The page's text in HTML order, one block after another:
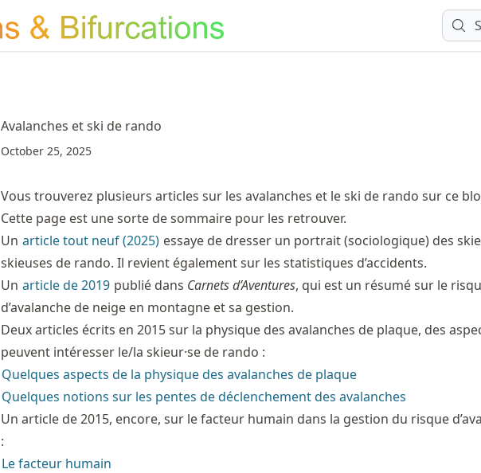
Avalanches et ski de rando
October 25, 2025
Vous trouverez plusieurs articles sur les avalanches et le ski de rando sur ce
Cette page est une sorte de sommaire pour les retrouver.
Un article tout neuf (2025) essaye de dresser un portrait (sociologique) des
skieuses de rando. Il revient également sur les statistiques d’accidents.
Un article de 2019 publié dans Carnets d’Aventures, qui est un résumé sur le
d’avalanche de neige en montagne et sa gestion.
Deux articles écrits en 2015 sur la physique des avalanches de plaque, des
peuvent intéresser le/la skieur·se de rando :
Quelques aspects de la physique des avalanches de plaque
Quelques notions sur les pentes de déclenchement des avalanches
Un article de 2015, encore, sur le facteur humain dans la gestion du risque
:
Le facteur humain